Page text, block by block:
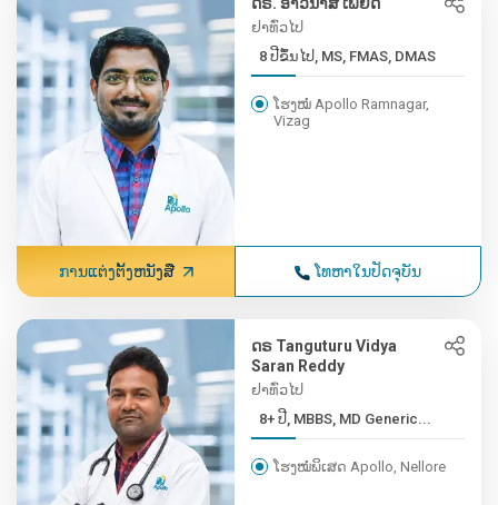
ຢາທົ່ວໄປ
8 ປີຂຶ້ນໄປ, MS, FMAS, DMAS
ໂຮງໝໍ Apollo Ramnagar,
Vizag
ການແຕ່ງຕັ້ງຫນັງສື ໂທຫາໃນປັດຈຸບັນ
ດຣ Tanguturu Vidya
Saran Reddy
ຢາທົ່ວໄປ
8+ ປີ, MBBS, MD Generic...
ໂຮງໝໍພິເສດ Apollo, Nellore